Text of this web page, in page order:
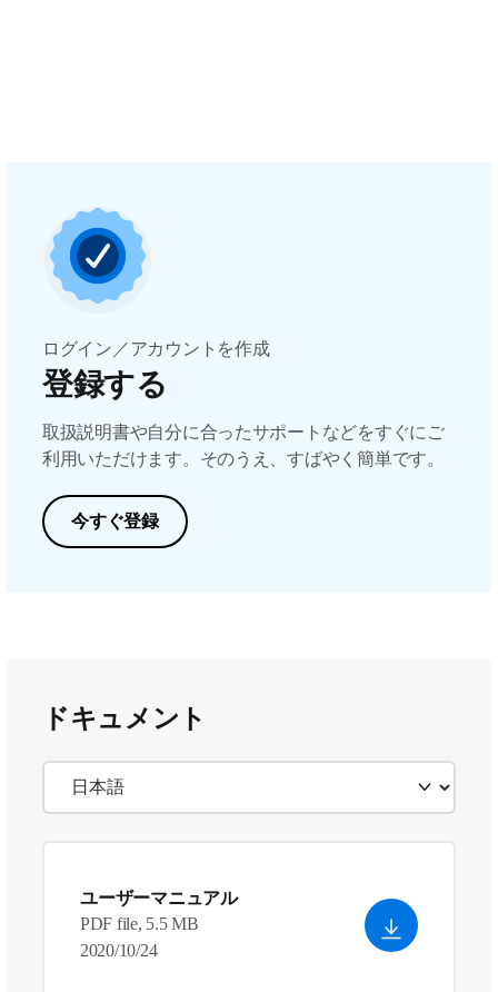
ログイン／アカウントを作成
登録する
取扱説明書や自分に合ったサポートなどをすぐにご
利用いただけます。そのうえ、すばやく簡単です。
今すぐ登録
ドキュメント
ユーザーマニュアル
PDF file, 5.5 MB
2020/10/24